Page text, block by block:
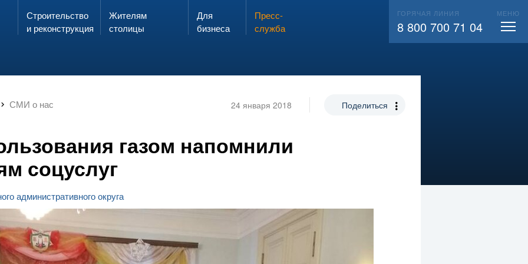
Запах газа?
ЗВОНИ 104 ВЫЗВАТЬ СЛЕСАРЯ
Строительство
и реконструкция
Жителям
столицы
Для
бизнеса
Пресс-
служба
ГОРЯЧАЯ ЛИНИЯ
8 800 700 71 04
МЕНЮ
СМИ о нас 24 января 2018 Поделиться
газом напомнили
соцуслуг
административного округа